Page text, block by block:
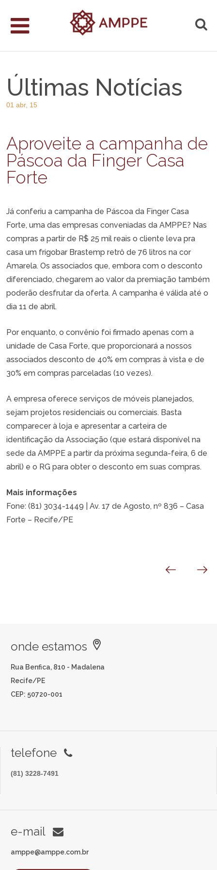
Últimas Notícias
01 abr, 15
Aproveite a campanha de
Páscoa da Finger Casa
Forte
Já conferiu a campanha de Páscoa da Finger Casa
Forte, uma das empresas conveniadas da AMPPE? Nas
compras a partir de R$ 25 mil reais o cliente leva pra
casa um frigobar Brastemp retrô de 76 litros na cor
Amarela. Os associados que, embora com o desconto
diferenciado, chegarem ao valor da premiação também
poderão desfrutar da oferta. A campanha é válida até o
dia 11 de abril.
Por enquanto, o convênio foi firmado apenas com a
unidade de Casa Forte, que proporcionará a nossos
associados desconto de 40% em compras à vista e de
30% em compras parceladas (10 vezes).
A empresa oferece serviços de móveis planejados,
sejam projetos residenciais ou comerciais. Basta
comparecer à loja e apresentar a carteira de
identificação da Associação (que estará disponível na
sede da AMPPE a partir da próxima segunda-feira, 6 de
abril) e o RG para obter o desconto em suas compras.
Mais informações
Fone: (81) 3034-1449 | Av. 17 de Agosto, nº 836 – Casa
Forte – Recife/PE
onde estamos
Rua Benfica, 810 - Madalena
Recife/PE
CEP: 50720-001
telefone
(81) 3228-7491
e-mail
amppe@amppe.com.br